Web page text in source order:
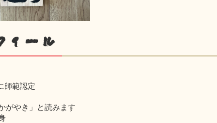
ィール
師範認定
がやき」と読みます